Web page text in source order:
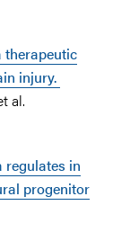
therapeutic
injury.
al.
regulates in
progenitor